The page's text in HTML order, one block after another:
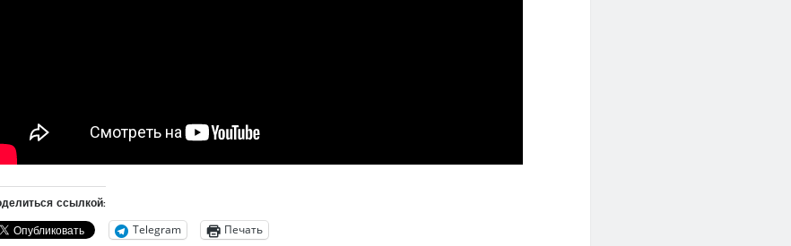
ссылкой:
Telegram Печать